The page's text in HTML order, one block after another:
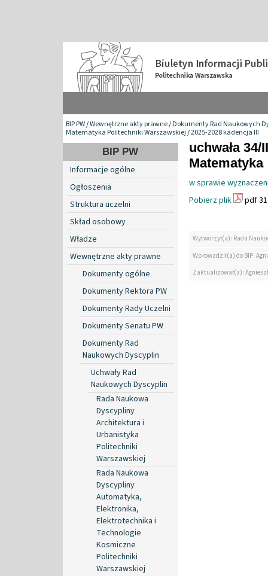
BIP PW/Wewnętrzne akty prawne/Dokumenty Rad Naukowych
Matematyka Politechniki Warszawskiej/2025-2028 kadencja III
BIP PW
Informacje ogólne
Ogłoszenia
Struktura uczelni
Skład osobowy
Władze
Wewnętrzne akty prawne
Dokumenty ogólne
Dokumenty Rektora PW
Dokumenty Rady Uczelni
Dokumenty Senatu PW
Dokumenty Rad
Naukowych Dyscyplin
Uchwały Rad
Naukowych Dyscyplin
Rada Naukowa
Dyscypliny
Architektura i
Urbanistyka
Politechniki
Warszawskiej
Rada Naukowa
Dyscypliny
Automatyka,
Elektronika,
Elektrotechnika i
Technologie
Kosmiczne
Politechniki
Warszawskiej
uchwała
Matematyka
w sprawie
Pobierz plik
pdf
Wytworzył(a): Rada
Wprowadził(a) do BIP:
Zaktualizował(a):